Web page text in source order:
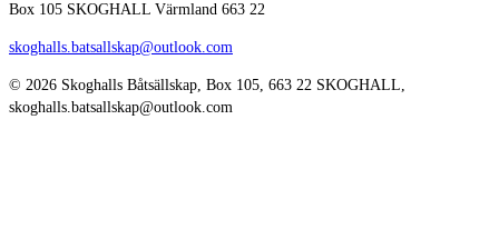
Box 105 SKOGHALL Värmland 663 22
skoghalls.batsallskap@outlook.com
© 2026 Skoghalls Båtsällskap, Box 105, 663 22 SKOGHALL,
skoghalls.batsallskap@outlook.com